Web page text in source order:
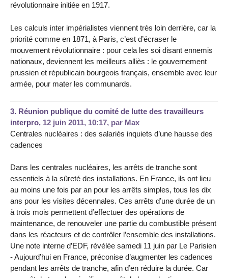
révolutionnaire initiée en 1917.
Les calculs inter impérialistes viennent très loin derrière, car la
priorité comme en 1871, à Paris, c’est d’écraser le
mouvement révolutionnaire : pour cela les soi disant ennemis
nationaux, deviennent les meilleurs alliès : le gouvernement
prussien et républicain bourgeois français, ensemble avec leur
armée, pour mater les communards.
3. Réunion publique du comité de lutte des travailleurs
interpro, 12 juin 2011, 10:17, par Max
Centrales nucléaires : des salariés inquiets d’une hausse des
cadences
Dans les centrales nucléaires, les arrêts de tranche sont
essentiels à la sûreté des installations. En France, ils ont lieu
au moins une fois par an pour les arrêts simples, tous les dix
ans pour les visites décennales. Ces arrêts d’une durée de un
à trois mois permettent d’effectuer des opérations de
maintenance, de renouveler une partie du combustible présent
dans les réacteurs et de contrôler l’ensemble des installations.
Une note interne d’EDF, révélée samedi 11 juin par Le Parisien
- Aujourd’hui en France, préconise d’augmenter les cadences
pendant les arrêts de tranche, afin d’en réduire la durée. Car